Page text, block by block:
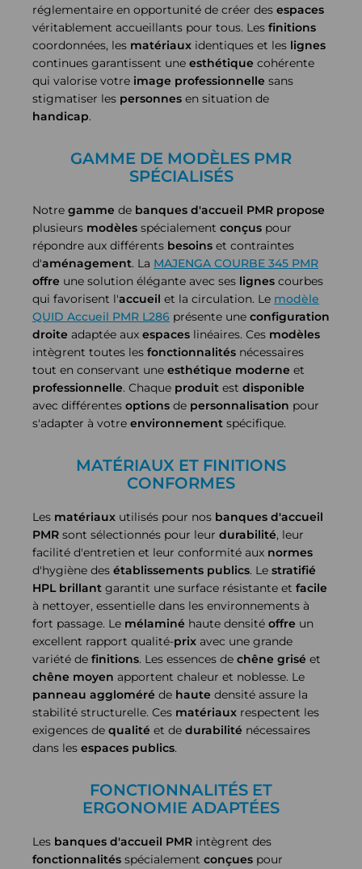
réglementaire en opportunité de créer des espaces
véritablement accueillants pour tous. Les finitions
coordonnées, les matériaux identiques et les lignes
continues garantissent une esthétique cohérente
qui valorise votre image professionnelle sans
stigmatiser les personnes en situation de
handicap.
GAMME DE MODÈLES PMR
SPÉCIALISÉS
Notre gamme de banques d'accueil PMR propose
plusieurs modèles spécialement conçus pour
répondre aux différents besoins et contraintes
d'aménagement. La MAJENGA COURBE 345 PMR
offre une solution élégante avec ses lignes courbes
qui favorisent l'accueil et la circulation. Le modèle
QUID Accueil PMR L286 présente une configuration
droite adaptée aux espaces linéaires. Ces modèles
intègrent toutes les fonctionnalités nécessaires
tout en conservant une esthétique moderne et
professionnelle. Chaque produit est disponible
avec différentes options de personnalisation pour
s'adapter à votre environnement spécifique.
MATÉRIAUX ET FINITIONS
CONFORMES
Les matériaux utilisés pour nos banques d'accueil
PMR sont sélectionnés pour leur durabilité, leur
facilité d'entretien et leur conformité aux normes
d'hygiène des établissements publics. Le stratifié
HPL brillant garantit une surface résistante et facile
à nettoyer, essentielle dans les environnements à
fort passage. Le mélaminé haute densité offre un
excellent rapport qualité-prix avec une grande
variété de finitions. Les essences de chêne grisé et
chêne moyen apportent chaleur et noblesse. Le
panneau aggloméré de haute densité assure la
stabilité structurelle. Ces matériaux respectent les
exigences de qualité et de durabilité nécessaires
dans les espaces publics.
FONCTIONNALITÉS ET
ERGONOMIE ADAPTÉES
Les banques d'accueil PMR intègrent des
fonctionnalités spécialement conçues pour